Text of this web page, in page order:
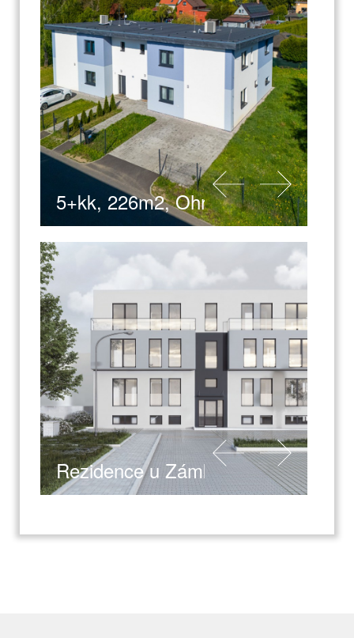
5+kk, 226m2, Ohrobec
Rezidence u Zámku - Kladno